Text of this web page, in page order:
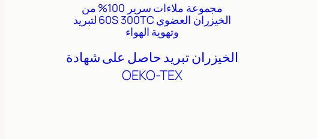
مجموعة ملاءات سرير 100% من
الخيزران العضوي 60S 300TC لتبريد
وتهوية الهواء
الخيزرانتبريد حاصل على شهادة
OEKO-TEX